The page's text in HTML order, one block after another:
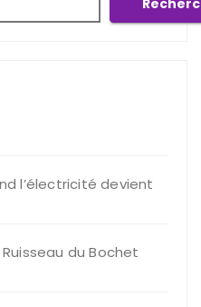
l’électricité devient
du Bochet